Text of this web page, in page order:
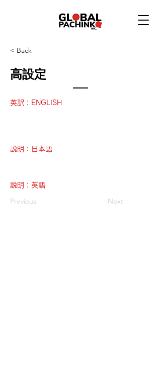
< Back
高設定
英訳：ENGLISH
説明：日本語
説明：英語
Previous Next